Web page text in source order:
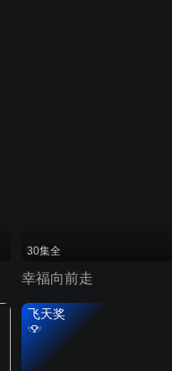
30集全
幸福向前走
飞天奖